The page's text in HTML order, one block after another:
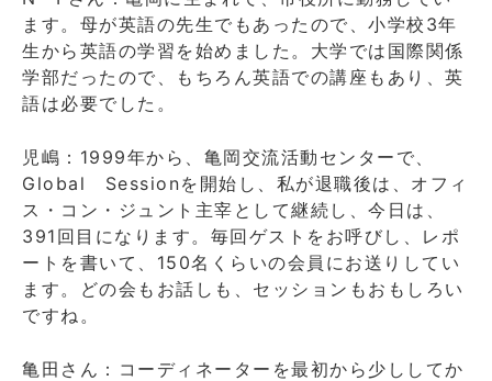
ます。母が英語の先生でもあったので、小学校3年
生から英語の学習を始めました。大学では国際関係
学部だったので、もちろん英語での講座もあり、英
語は必要でした。
児嶋：1999年から、亀岡交流活動センターで、
Global Sessionを開始し、私が退職後は、オフィ
ス・コン・ジュント主宰として継続し、今日は、
391回目になります。毎回ゲストをお呼びし、レポ
ートを書いて、150名くらいの会員にお送りしてい
ます。どの会もお話しも、セッションもおもしろい
ですね。
亀田さん：コーディネーターを最初から少ししてか